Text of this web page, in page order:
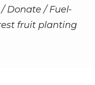
Donate /Fuel-
fruit planting